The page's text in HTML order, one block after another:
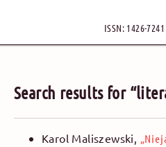
ISSN: 1426-
Search results for
Karol Maliszewski,